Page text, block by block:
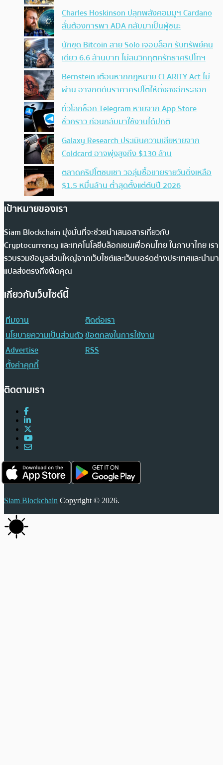
Charles Hoskinson ปลุกพลังคอมมูฯ Cardano
ลั่นต้องการพา ADA กลับมาเป็นผู้ชนะ
นักขุด Bitcoin สาย Solo เจอบล็อก รับทรัพย์คน
เดียว 6.6 ล้านบาท ไม่สนวิกฤตศรัทธาคริปโทฯ
Bernstein เตือนหากกฎหมาย CLARITY Act ไม่
ผ่าน อาจกดดันราคาคริปโตให้ดิ่งลงอีกระลอก
ทั่วโลกช็อก Telegram หายจาก App Store
ชั่วคราว ก่อนกลับมาใช้งานได้ปกติ
Galaxy Research ประเมินความเสียหายจาก
Coldcard อาจพุ่งสูงถึง $130 ล้าน
ตลาดคริปโตซบเซา วอลุ่มซื้อขายรายวันดิ่งเหลือ
$1.5 หมื่นล้าน ต่ำสุดตั้งแต่ต้นปี 2026
เป้าหมายของเรา
Siam Blockchain มุ่งมั่นที่จะช่วยนำเสนอสารเกี่ยวกับ
Cryptocurrency และเทคโนโลยีบล็อกเชนเพื่อคนไทย ในภาษาไทย เรา
รวบรวมข้อมูลส่วนใหญ่จากเว็บไซต์และเว็บบอร์ดต่างประเทศและนำมา
แปลส่งตรงถึงฟีดคุณ
เกี่ยวกับเว็บไซต์นี้
ทีมงาน
ติดต่อเรา
นโยบายความเป็นส่วนตัวข้อตกลงในการใช้งาน
Advertise
RSS
ตั้งค่าคุกกี้
ติดตามเรา
Siam Blockchain Copyright © 2026.